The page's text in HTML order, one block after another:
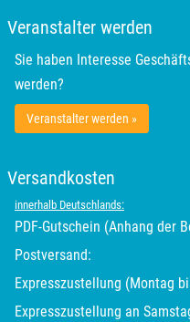
Veranstalter werden
Sie haben Interesse
werden?
Veranstalter werden »
Versandkosten
innerhalb Deutschlands:
PDF-Gutschein (Anhang der
Postversand:
Expresszustellung (Montag
Expresszustellung an